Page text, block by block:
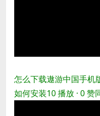
怎么下载遨游中国手机
如何安装10 播放 · 0 赞